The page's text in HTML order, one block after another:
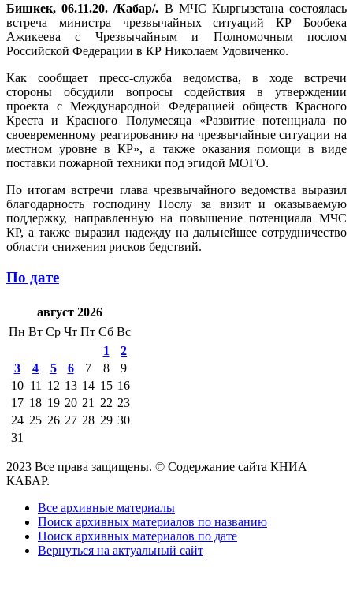
Бишкек, 06.11.20. /Кабар/. В МЧС Кыргызстана состоялась
встреча министра чрезвычайных ситуаций КР Бообека
Ажикеева с Чрезвычайным и Полномочным послом
Российской Федерации в КР Николаем Удовиченко.
Как сообщает пресс-служба ведомства, в ходе встречи
стороны обсудили вопросы содействия в утверждении
проекта с Международной Федерацией обществ Красного
Креста и Красного Полумесяца «Развитие потенциала по
своевременному реагированию на чрезвычайные ситуации на
местном уровне в КР», а также оказания помощи в виде
поставки пожарной техники под эгидой МОГО.
По итогам встречи глава чрезвычайного ведомства выразил
благодарность господину Послу за визит и оказываемую
поддержку, направленную на повышение потенциала МЧС
КР, а также выразил надежду на дальнейшее сотрудничество
области снижения рисков бедствий.
По дате
август 2026
Пн Вт Ср Чт Пт Сб Вс
1
2
3
4 5 6 7 8
9
10 11 12 13 14 15 16
17 18 19 20 21 22 23
24 25 26 27 28 29 30
31
2023 Все права защищены. © Содержание сайта КНИА
КАБАР.
Все архивные материалы
Поиск архивных материалов по названию
Поиск архивных материалов по дате
Вернуться на актуальный сайт